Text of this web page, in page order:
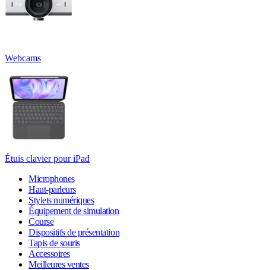
Webcams
Étuis clavier pour iPad
Microphones
Haut-parleurs
Stylets numériques
Équipement de simulation
Course
Dispositifs de présentation
Tapis de souris
Accessoires
Meilleures ventes